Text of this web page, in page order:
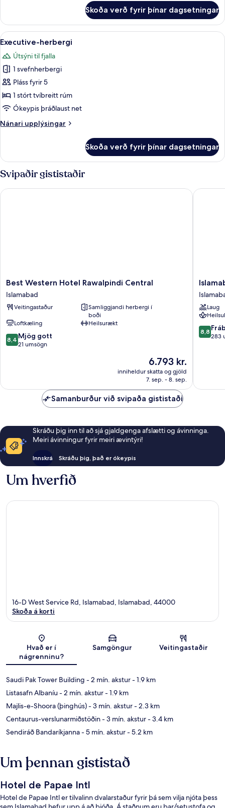
herbergi
með
tvíbreiðu
Skoða verð fyrir þínar dagsetningar
Skoða
allar
myndir
fyrir
Executive-
herbergi
Executive-herbergi | Rúmföt af
6
Executive-herbergi
Útsýni til fjalla
1 svefnherbergi
Pláss fyrir 5
1 stórt tvíbreitt rúm
Ókeypis þráðlaust net
Nánari upplýsingar
Nánari
herbergi
Skoða verð fyrir þínar dagsetningar
Svipaðir gististaðir
Best
Western
Hotel
Rawalpindi
Islamabad
Best Western Hotel Rawalpindi Central
Islamabad
Veitingastaður
Samliggjandi herbergi í
boði
Loftkæling
Heilsurækt
8.4
af
umsögn
8,4 Mjög gott
21 umsögn
Verðið
er
6.793 kr.
6.793 kr.
inniheldur skatta og gjöld
7. sep. - 8. sep.
Best Western Hotel Rawalpindi Central
Serena
Hotel
Laug
8.8
af
8,8
283
Samanburður við svipaða gististaði
Skráðu þig inn til að sjá gjaldgenga afslætti og ávinninga.
Meiri ávinningur fyrir meiri ævintýri!
Innskrá Skráðu þig, það er ókeypis
Um hverfið
Kort
16-D West Service Rd, Islamabad, Islamabad, 44000
Skoða á korti
Hvað er í
nágrenninu?
Samgöngur Veitingastaðir
Saudi Pak Tower Building - 2 mín. akstur- 1.9 km
Listasafn Albaníu- 2 mín. akstur- 1.9 km
Majlis-e-Shoora (þinghús)- 3 mín. akstur- 2.3 km
Centaurus-verslunarmiðstöðin- 3 mín. akstur- 3.4 km
Sendiráð Bandaríkjanna- 5 mín. akstur- 5.2 km
Um þennan gististað
Hotel de Papae Intl
Hotel de Papae Intl er tilvalinn dvalarstaður fyrir þá sem vilja njóta þess